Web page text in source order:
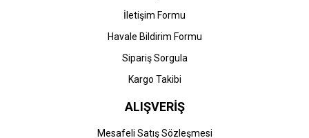
İletişim Formu
Havale Bildirim Formu
Sipariş Sorgula
Kargo Takibi
ALIŞVERİŞ
Mesafeli Satış Sözleşmesi